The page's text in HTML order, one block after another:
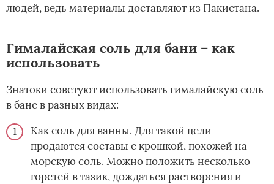
людей, ведь материалы доставляют из Пакистана.
Гималайская соль для бани – как
использовать
Знатоки советуют использовать гималайскую соль
в бане в разных видах:
Как соль для ванны. Для такой цели
продаются составы с крошкой, похожей на
морскую соль. Можно положить несколько
горстей в тазик, дождаться растворения и